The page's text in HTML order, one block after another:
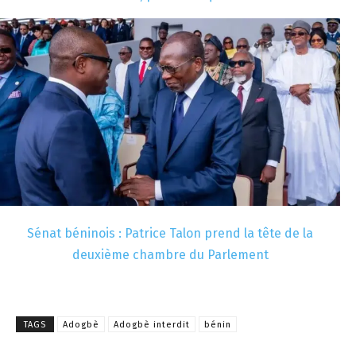
Sénat béninois : Patrice Talon prend la tête de la
deuxième chambre du Parlement
TAGS Adogbè Adogbè interdit bénin